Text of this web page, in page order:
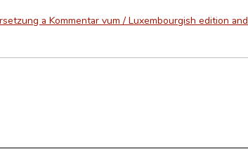
a Kommentar vum / Luxembourgish edition and